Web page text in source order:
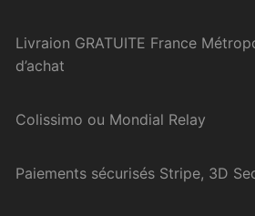
Livraion GRATUITE France
d’achat
Colissimo ou Mondial Relay
Paiements sécurisés Stripe, 3D